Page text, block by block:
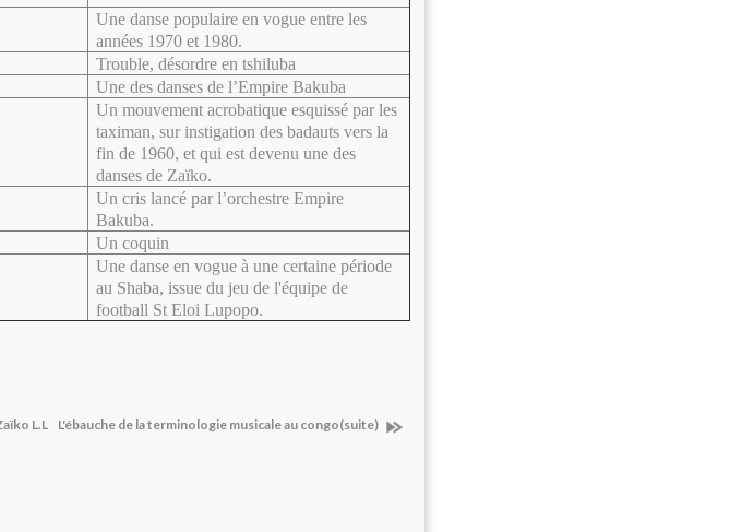
Une danse populaire en vogue entre les
années 1970 et 1980.
Trouble, désordre en tshiluba
Une des danses de l’Empire Bakuba
Un mouvement acrobatique esquissé par les
taximan, sur instigation des badauts vers la
fin de 1960, et qui est devenu une des
danses de Zaïko.
Un cris lancé par l’orchestre Empire
Bakuba.
Un coquin
Une danse en vogue à une certaine période
au Shaba, issue du jeu de l'équipe de
football St Eloi Lupopo.
L.L L'ébauche de la terminologie musicale au congo(suite)